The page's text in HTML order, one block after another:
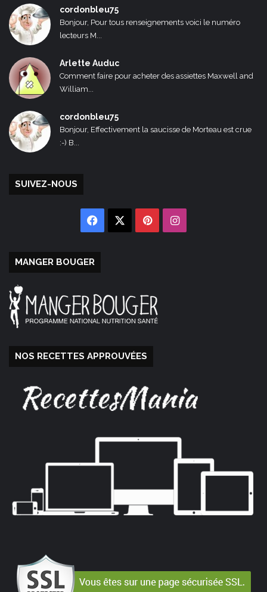
cordonbleu75
Bonjour, Pour tous renseignements voici le numéro
lecteurs M...
Arlette Auduc
Comment faire pour acheter des assiettes Maxwell and
William...
cordonbleu75
Bonjour, Effectivement la saucisse de Morteau est crue
:-) B...
SUIVEZ-NOUS
Facebook PinterestInstagram
MANGER BOUGER
NOS RECETTES APPROUVÉES